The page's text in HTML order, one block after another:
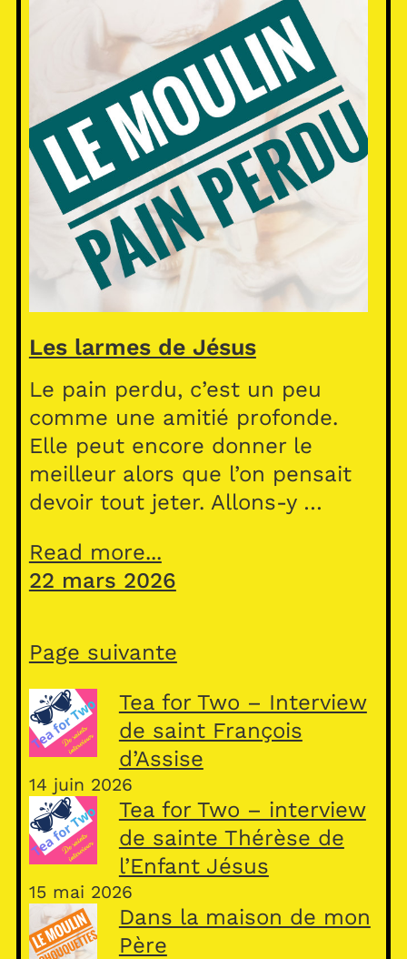
Les larmes de Jésus
Le pain perdu, c’est un peu
comme une amitié profonde.
Elle peut encore donner le
meilleur alors que l’on pensait
devoir tout jeter. Allons-y …
Read more...
22 mars 2026
Page suivante
Tea for Two – Interview
de saint François
d’Assise
14 juin 2026
Tea for Two – interview
de sainte Thérèse de
l’Enfant Jésus
15 mai 2026
Dans la maison de mon
Père